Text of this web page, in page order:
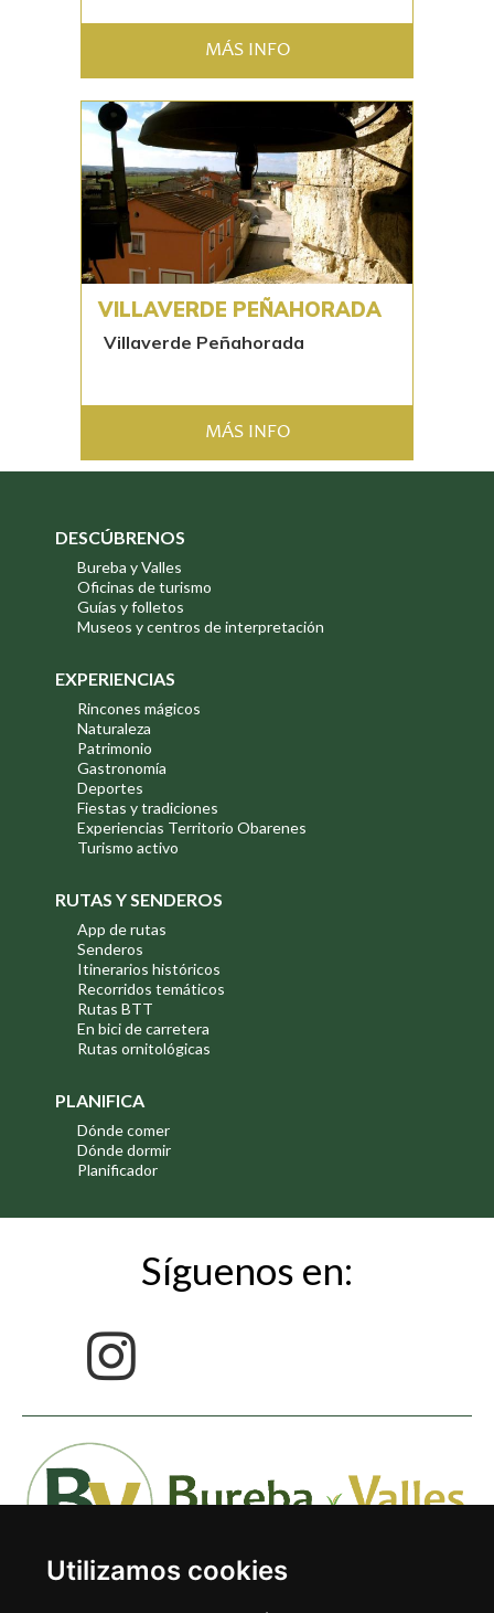
Utilizamos cookies
MÁS INFO
VILLAVERDE PEÑAHORADA
Villaverde Peñahorada
MÁS INFO
DESCÚBRENOS
Bureba y Valles
Oficinas de turismo
Guías y folletos
Museos y centros de interpretación
EXPERIENCIAS
Rincones mágicos
Naturaleza
Patrimonio
Gastronomía
Deportes
Fiestas y tradiciones
Experiencias Territorio Obarenes
Turismo activo
RUTAS Y SENDEROS
App de rutas
Senderos
Itinerarios históricos
Recorridos temáticos
Rutas BTT
En bici de carretera
Rutas ornitológicas
PLANIFICA
Dónde comer
Dónde dormir
Planificador
Síguenos en: